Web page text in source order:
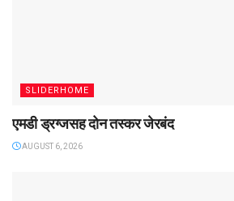
SLIDERHOME
एमडी ड्रग्जसह दोन तस्कर जेरबंद
AUGUST 6, 2026